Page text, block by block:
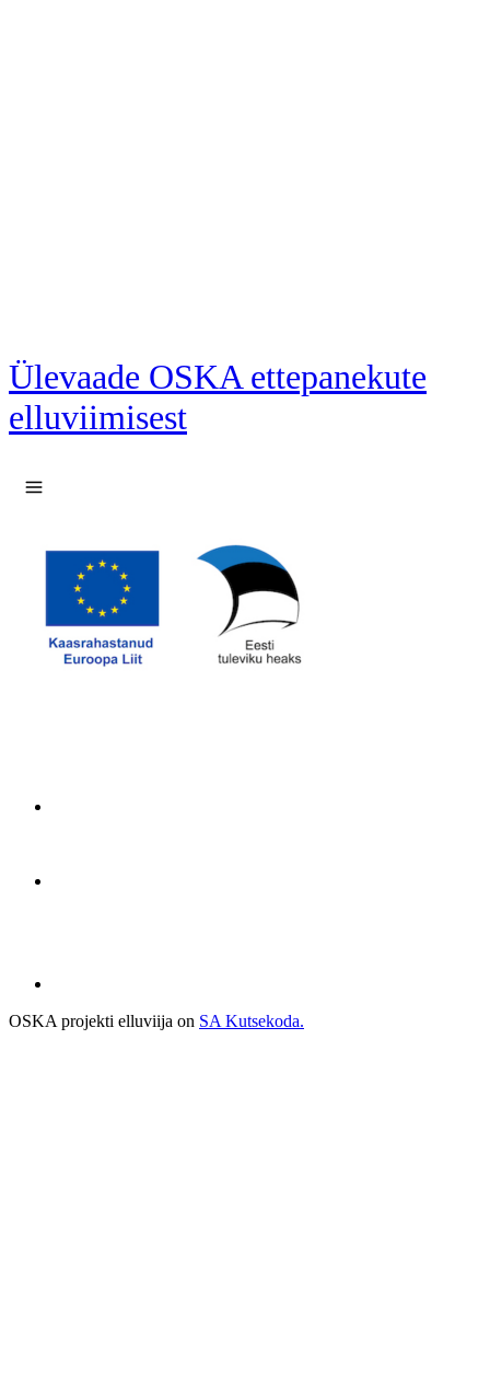
Ülevaade OSKA ettepanekute
elluviimisest
Ava menüü
OSKA projekti elluviija on SA Kutsekoda.